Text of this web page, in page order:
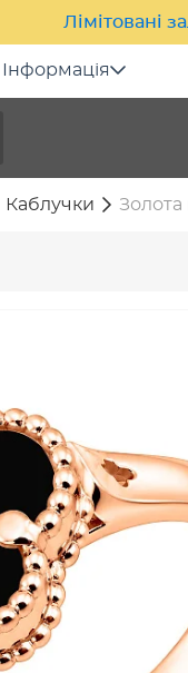
Лімітовані
Інформація
Каблучки Золота